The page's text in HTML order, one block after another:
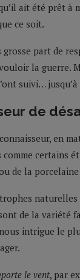
ait été prêt à
ce soit.
part de
la guerre.
suivi… jusqu’à
de
en
certains
de la
naturelles
de la variété
intrigue le
le vent, par